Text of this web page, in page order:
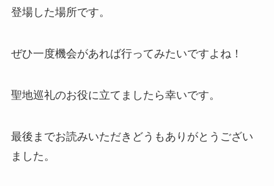
登場した場所です。
ぜひ一度機会があれば行ってみたいですよね！
聖地巡礼のお役に立てましたら幸いです。
最後までお読みいただきどうもありがとうござい
ました。